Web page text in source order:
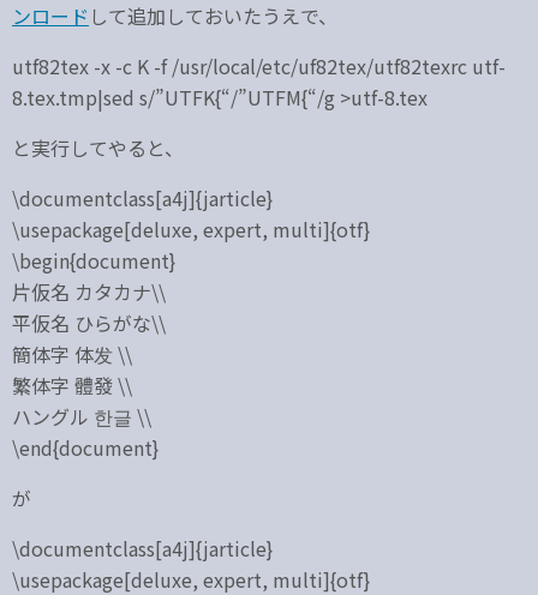
ンロード して追加しておいたうえで、
utf82tex -x -c K -f /usr/local/etc/uf82tex/utf82texrc utf-
8.tex.tmp|sed s/”UTFK{“/”UTFM{“/g >utf-8.tex
と実行してやると、
\documentclass[a4j]{jarticle}
\usepackage[deluxe, expert, multi]{otf}
\begin{document}
片仮名 カタカナ\\
平仮名 ひらがな\\
簡体字 体发 \\
繁体字 體發 \\
ハングル 한글 \\
\end{document}
が
\documentclass[a4j]{jarticle}
\usepackage[deluxe, expert, multi]{otf}